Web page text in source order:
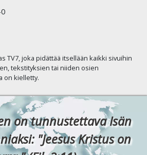
TV7, joka pidättää itsellään kaikki sivuihin
tekstityksien tai niiden osien
on kielletty.
on tunnustettava Isän
"Jeesus Kristus on